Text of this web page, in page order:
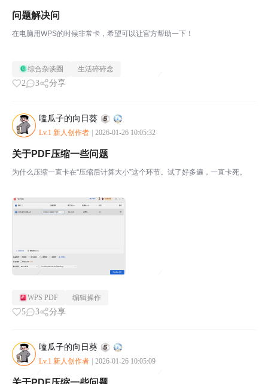
问题解决问
在电脑用WPS的时候非常卡，希望可以让官方帮助一下！
综合杂谈圈 生活碎碎念
2 3 分享
嗑瓜子的向日葵
Lv.1 新人创作者 2026-01-26 10:05:32
关于PDF压缩一些问题
为什么压缩一直卡在“压缩后计算大小”这个环节。试了好多遍，一直卡死。
WPS PDF 编辑操作
5 3 分享
嗑瓜子的向日葵
Lv.1 新人创作者 2026-01-26 10:05:09